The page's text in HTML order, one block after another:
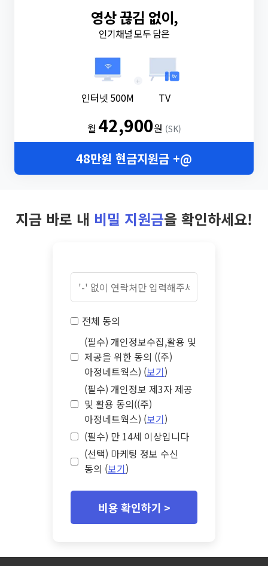
영상 끊김 없이,
인기채널 모두 담은
인터넷 500M
+
TV
월 42,900원 (SK)
48만원 현금지원금 +@
지금 바로 내 비밀 지원금을 확인하세요!
전체 동의
(필수) 개인정보수집,활용 및
제공을 위한 동의 ((주)
아정네트웍스) (보기)
(필수) 개인정보 제3자 제공
및 활용 동의((주)
아정네트웍스) (보기)
(필수) 만 14세 이상입니다
(선택) 마케팅 정보 수신
동의 (보기)
비용 확인하기 >